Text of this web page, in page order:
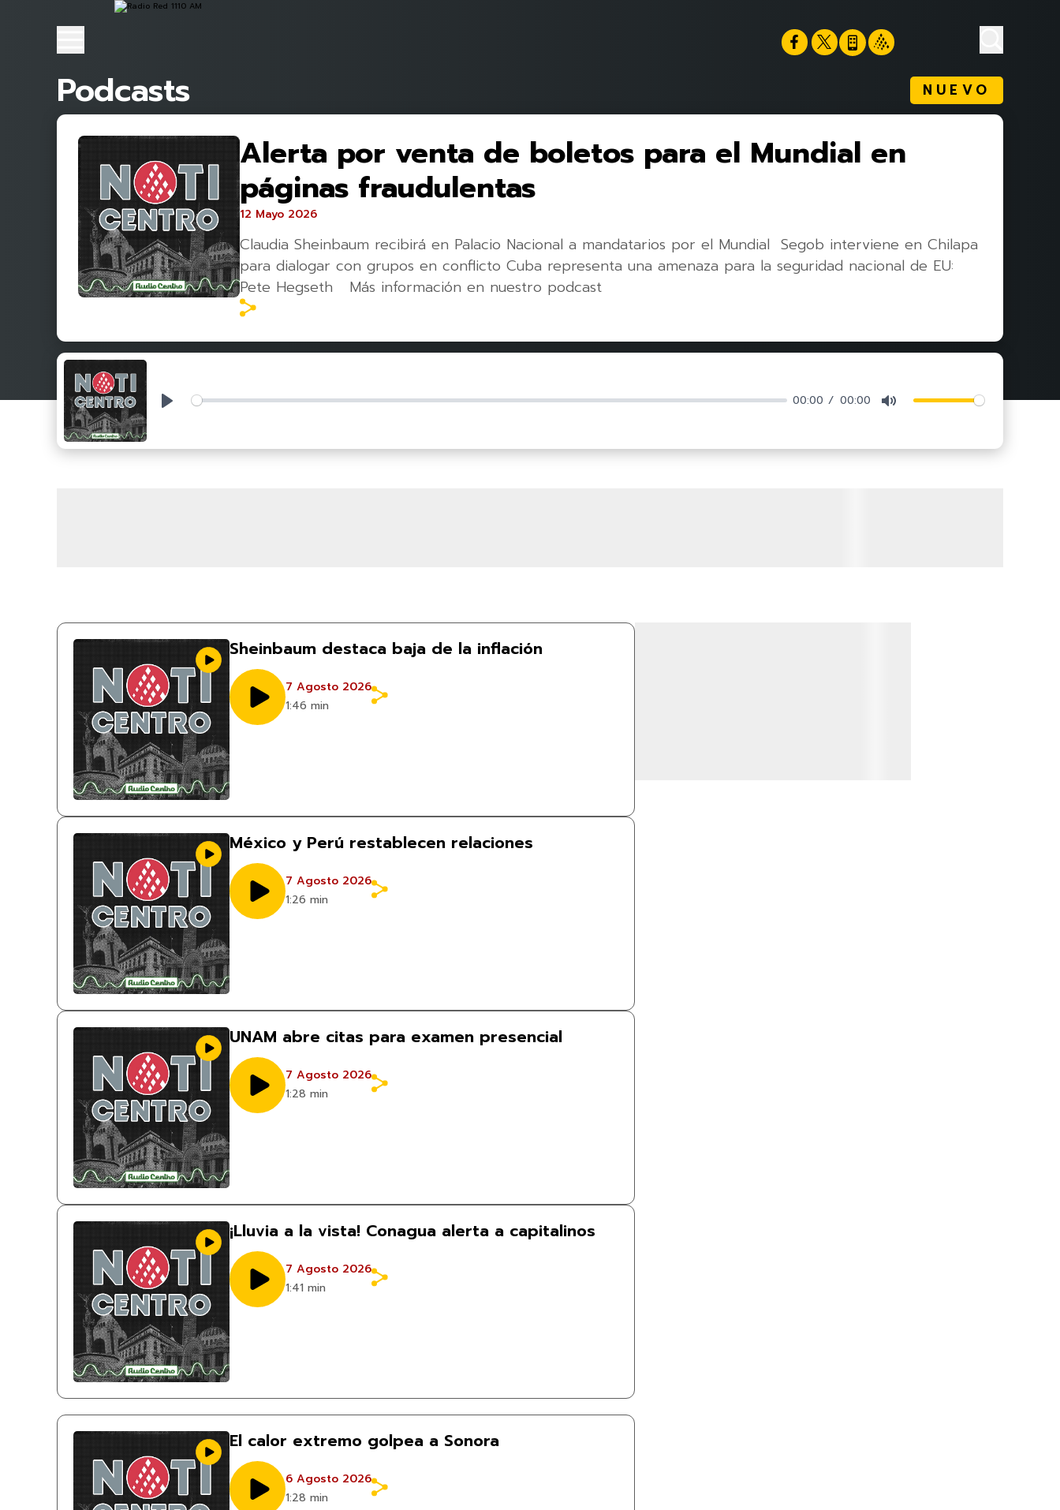
Podcasts NUEVO
Alerta por venta de boletos para el Mundial en
páginas fraudulentas
12 Mayo 2026
Claudia Sheinbaum recibirá en Palacio Nacional a mandatarios por el Mundial Segob interviene en Chilapa
para dialogar con grupos en conflicto Cuba representa una amenaza para la seguridad nacional de EU:
Pete Hegseth Más información en nuestro podcast
Play 00:00 00:00 Mute
Sheinbaum destaca baja de la inflación
7 Agosto 2026
1:46 min
México y Perú restablecen relaciones
7 Agosto 2026
1:26 min
UNAM abre citas para examen presencial
7 Agosto 2026
1:28 min
¡Lluvia a la vista! Conagua alerta a capitalinos
7 Agosto 2026
1:41 min
El calor extremo golpea a Sonora
6 Agosto 2026
1:28 min